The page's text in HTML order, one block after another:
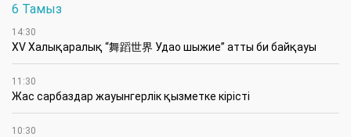
6 Тамыз
14:30
XV Халықаралық “舞蹈世界 Удао шыжие” атты би байқауы
11:30
Жас сарбаздар жауынгерлік қызметке кірісті
10:30